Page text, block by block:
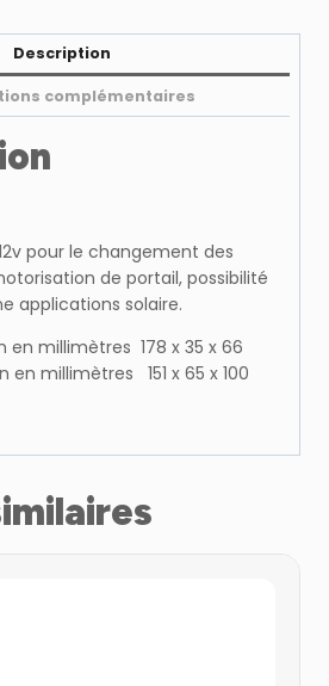
Description
complémentaires
pour le changement des
de portail, possibilité
applications solaire.
en millimètres 178 x 35 x 66
en millimètres 151 x 65 x 100